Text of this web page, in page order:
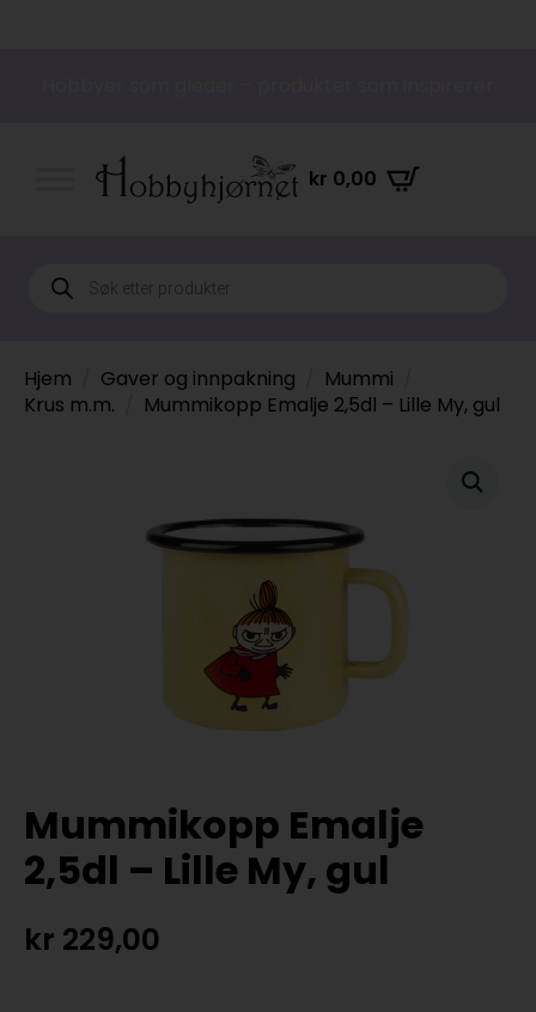
kr 0,00
Products
search
Hjem Gaver og innpakning
Mummi
Krus m.m.
Mummikopp Emalje 2,5dl – Lille My, gul
Mummikopp Emalje
2,5dl – Lille My, gul
kr 229,00